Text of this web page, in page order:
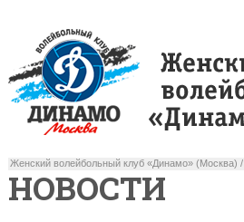
Женский волейбольный клуб «Динамо» (Москва) /
НОВОСТИ